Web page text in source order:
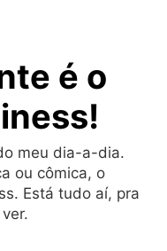
é o
meu dia-a-dia.
ou cômica, o
Está tudo aí, pra